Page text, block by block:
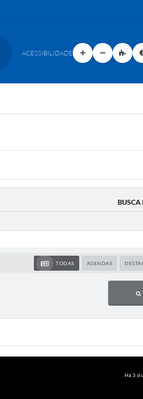
ACESSIBILIDADE
BUSCA
TODAS AGENDAS
Há 3